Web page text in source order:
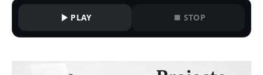
PLAY STOP